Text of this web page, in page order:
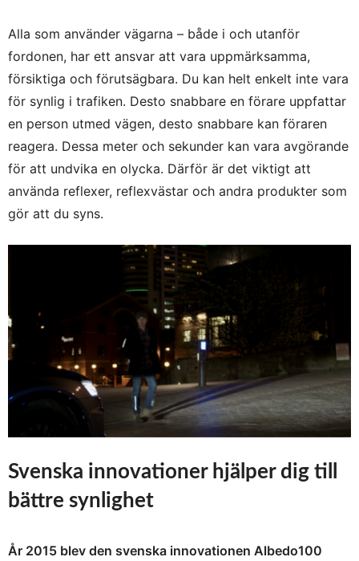
Alla som använder vägarna – både i och utanför
fordonen, har ett ansvar att vara uppmärksamma,
försiktiga och förutsägbara. Du kan helt enkelt inte vara
för synlig i trafiken. Desto snabbare en förare uppfattar
en person utmed vägen, desto snabbare kan föraren
reagera. Dessa meter och sekunder kan vara avgörande
för att undvika en olycka. Därför är det viktigt att
använda reflexer, reflexvästar och andra produkter som
gör att du syns.
Svenska innovationer hjälper dig till
bättre synlighet
År 2015 blev den svenska innovationen Albedo100